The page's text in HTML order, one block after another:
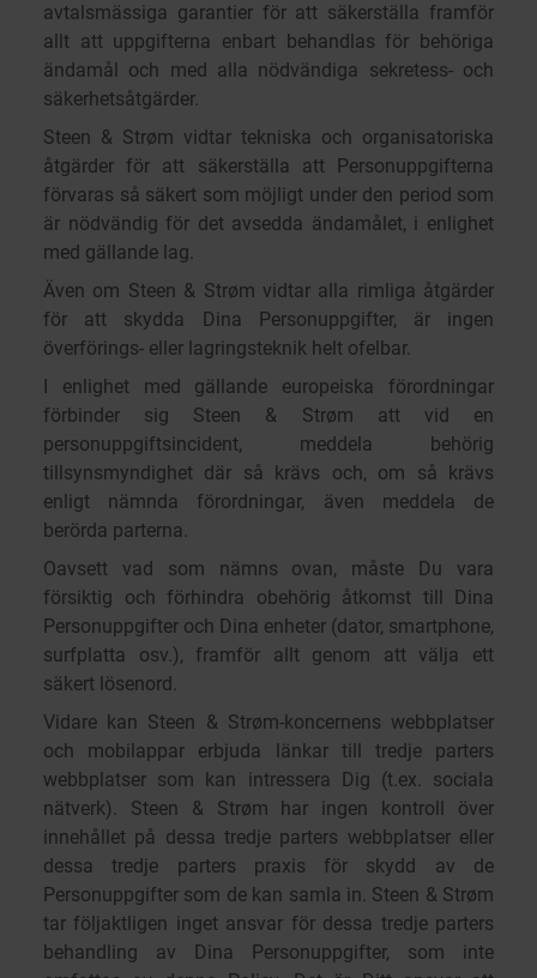
avtalsmässiga garantier för att säkerställa framför
allt att uppgifterna enbart behandlas för behöriga
ändamål och med alla nödvändiga sekretess- och
säkerhetsåtgärder.
Steen & Strøm vidtar tekniska och organisatoriska
åtgärder för att säkerställa att Personuppgifterna
förvaras så säkert som möjligt under den period som
är nödvändig för det avsedda ändamålet, i enlighet
med gällande lag.
Även om Steen & Strøm vidtar alla rimliga åtgärder
för att skydda Dina Personuppgifter, är ingen
överförings- eller lagringsteknik helt ofelbar.
I enlighet med gällande europeiska förordningar
förbinder sig Steen & Strøm att vid en
personuppgiftsincident, meddela behörig
tillsynsmyndighet där så krävs och, om så krävs
enligt nämnda förordningar, även meddela de
berörda parterna.
Oavsett vad som nämns ovan, måste Du vara
försiktig och förhindra obehörig åtkomst till Dina
Personuppgifter och Dina enheter (dator, smartphone,
surfplatta osv.), framför allt genom att välja ett
säkert lösenord.
Vidare kan Steen & Strøm-koncernens webbplatser
och mobilappar erbjuda länkar till tredje parters
webbplatser som kan intressera Dig (t.ex. sociala
nätverk). Steen & Strøm har ingen kontroll över
innehållet på dessa tredje parters webbplatser eller
dessa tredje parters praxis för skydd av de
Personuppgifter som de kan samla in. Steen & Strøm
tar följaktligen inget ansvar för dessa tredje parters
behandling av Dina Personuppgifter, som inte